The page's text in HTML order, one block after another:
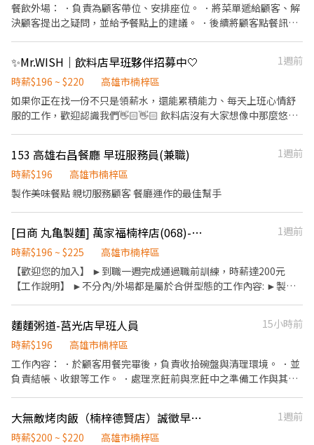
餐飲外場： ．負責為顧客帶位、安排座位。 ．將菜單遞給顧客、解
決顧客提出之疑問，並給予餐點上的建議。 ．後續將顧客點餐訊息
場： ．擔任廚師的助手，處理烹飪前與烹飪中之準備工作與其他餐
廳相關事務。 ．負責洗、剝、削、切各種食材。 ．負責清理工作環
境、設備和餐具。 ．準備不同餐點所需要的食材。 ．協助測量食材
的容量與重量。 ．負責擺盤、打包外帶服務。
✨Mr.WISH｜飲料店早班夥伴招募中🤍
1週前
時薪$196 ~ $220
高雄市楠梓區
如果你正在找一份不只是領薪水，還能累積能力、每天上班心情舒
服的工作，歡迎認識我們👋🏻👋🏻 飲料店沒有大家想像中那麼悠
遇到事情大家會互相幫忙💪🏻遇到問題一起解決，不會讓新人自己
手忙腳亂，也不用擔心同事之間勾心鬥角。 我們相信，一份工作能
不能做得長久，除了薪水，更重要的是每天一起工作的那群人 【職
・維持店內環境整潔 ・協助外送訂單配送 不用擔心沒有經驗，只要
願意學，我們都會一步一步帶著你學習 【💰】 時薪196 考核通過 依
品喝到飽 ・生日假🎂🎉 ・三節禮金🧧（滿半年） ・員購價 ・勞健
保及團保 ・不定期聚餐 ・良好升遷制度與專業訓練 【限制】 ⚠️需
具備機車駕照 🈚️駕照別再來問了～
153 高雄右昌餐廳 早班服務員(兼職)
1週前
時薪$196
高雄市楠梓區
製作美味餐點 親切服務顧客 餐廳運作的最佳幫手
[日商 丸亀製麵] 萬家福楠梓店(068)-長期兼職夥伴/工讀生/彈性排班
1週前
時薪$196 ~ $225
高雄市楠梓區
【歡迎您的加入】 ►到職一週完成通過職前訓練，時薪達200元
【工作說明】 ►不分內/外場都是屬於合併型態的工作內容: ►製
08:30-23:00（面試時請於主管確認排班時間） 【薪資福利】 1. 提
供員工餐 2. 國定假日雙倍薪 3. 提供優秀同仁績效獎金 4. 久任獎金 5.
生日禮卷 6. 滿年資享特休假 7.福委會福利補助 ★★多項福利歡迎您
加入我們★★ 「歡迎喜歡日式餐飲的夥伴加入我們的團隊」
麵麵粥道-莒光店早班人員
15小時前
時薪$196
高雄市楠梓區
工作內容： ．於顧客用餐完畢後，負責收拾碗盤與清理環境。 ．並
負責結帳、收銀等工作。 ．處理烹飪前與烹飪中之準備工作與其他
大無敵烤肉飯（楠梓德賢店）誠徵早晚班人員
1週前
時薪$200 ~ $220
高雄市楠梓區